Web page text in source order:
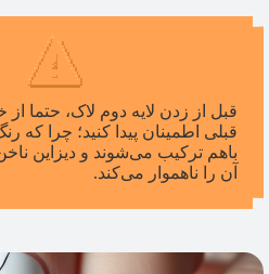
قبل از زدن لایه دوم لاک، حتما
قبلی اطمینان پیدا کنید؛ چرا که
باهم ترکیب می‌شوند و دیزاین
آن را ناهموار می‌کند.